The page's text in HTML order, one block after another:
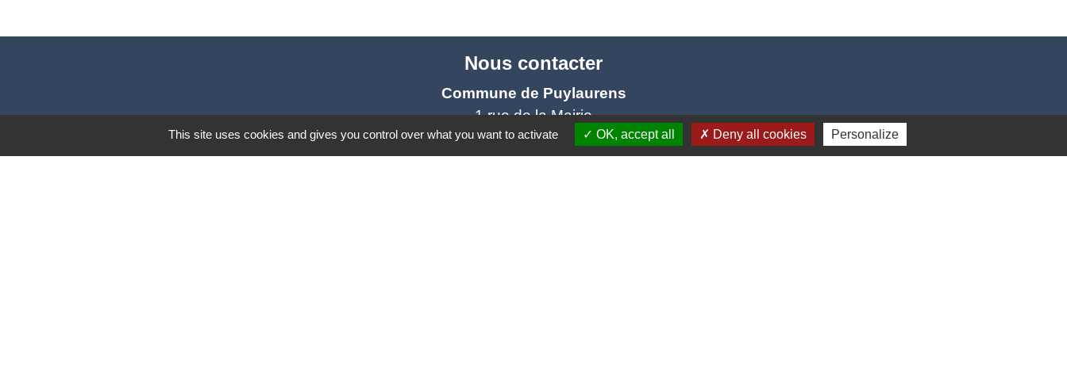
Nous contacter
Commune de Puylaurens
1 rue de la Mairie
81700 Puylaurens - FRANCE
+33 5 63 75 00 18
This site uses cookies and gives you control over what you want to activate OK, accept all Deny all cookies Personalize